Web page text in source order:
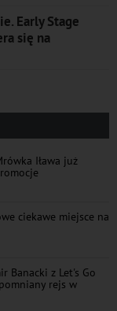
Early Stage
się na
Iława już
ciekawe miejsce na
Banacki z Let's Go
rejs w